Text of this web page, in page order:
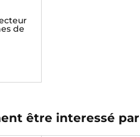
de
être interessé par